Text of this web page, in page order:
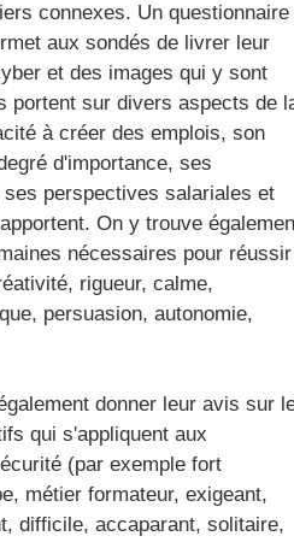
connexes. Un questionnaire
aux sondés de livrer leur
et des images qui y sont
portent sur divers aspects de
à créer des emplois, son
d'importance, ses
perspectives salariales et
On y trouve
nécessaires pour réussir
rigueur, calme,
persuasion, autonomie,
donner leur avis sur
qui s'appliquent aux
(par exemple fort
métier formateur, exigeant,
difficile, accaparant, solitaire,